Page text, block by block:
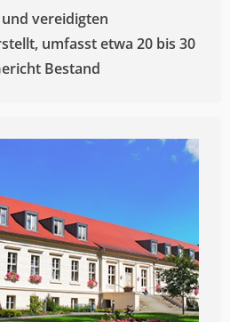
vereidigten
umfasst etwa 20 bis 30
Bestand